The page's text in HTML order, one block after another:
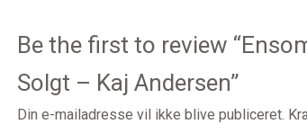
Be the first to review
Solgt – Kaj Andersen”
Din e-mailadresse vil ikke blive publiceret.